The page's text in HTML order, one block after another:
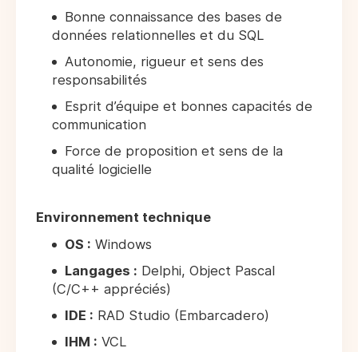
Bonne connaissance des bases de
données relationnelles et du SQL
Autonomie, rigueur et sens des
responsabilités
Esprit d’équipe et bonnes capacités de
communication
Force de proposition et sens de la
qualité logicielle
Environnement technique
OS : Windows
Langages : Delphi, Object Pascal
(C/C++ appréciés)
IDE : RAD Studio (Embarcadero)
IHM : VCL